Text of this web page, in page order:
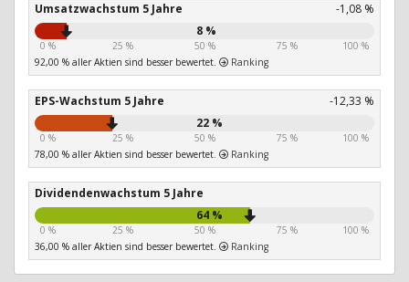
Umsatzwachstum 5 Jahre
-1,08 %
8 %
0 % 25 % 50 % 75 %
100 %
92,00 % aller Aktien sind besser bewertet.
Ranking
EPS-Wachstum 5 Jahre
-12,33 %
22 %
0 % 25 % 50 % 75 %
100 %
78,00 % aller Aktien sind besser bewertet.
Ranking
Dividendenwachstum 5 Jahre
64 %
0 % 25 % 50 % 75 %
100 %
36,00 % aller Aktien sind besser bewertet.
Ranking